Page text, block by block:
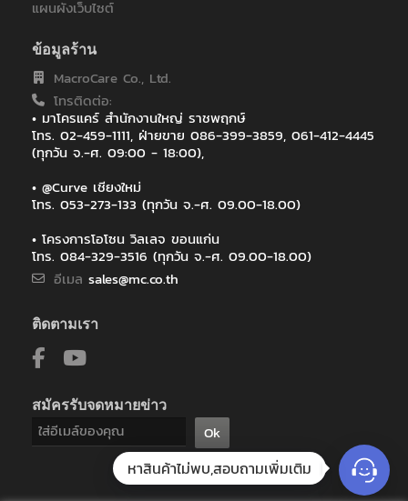
แผนผังเว็บไซต์
ข้อมูลร้าน
MacroCare Co., Ltd.
โทรติดต่อ:
• มาโครแคร์ สำนักงานใหญ่ ราชพฤกษ์
โทร. 02-459-1111, ฝ่ายขาย 086-399-3859, 061-412-4445
(ทุกวัน จ.-ศ. 09:00 - 18:00),
• @Curve เชียงใหม่
โทร. 053-273-133 (ทุกวัน จ.-ศ. 09.00-18.00)
• โครงการโอโซน วิลเลจ ขอนแก่น
โทร. 084-329-3516 (ทุกวัน จ.-ศ. 09.00-18.00)
อีเมล sales@mc.co.th
ติดตามเรา
สมัครรับจดหมายข่าว
Ok
หาสินค้าไม่พบ,สอบถามเพิ่มเติม